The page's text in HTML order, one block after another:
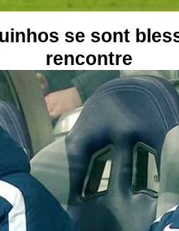
se sont
rencontre